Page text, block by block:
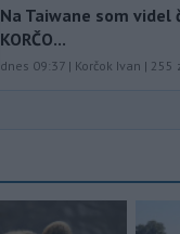
Na Taiwane som videl
KORČO...
dnes 09:37 | Korčok Ivan | 255